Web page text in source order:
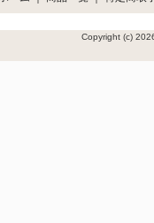
Copyright (c)